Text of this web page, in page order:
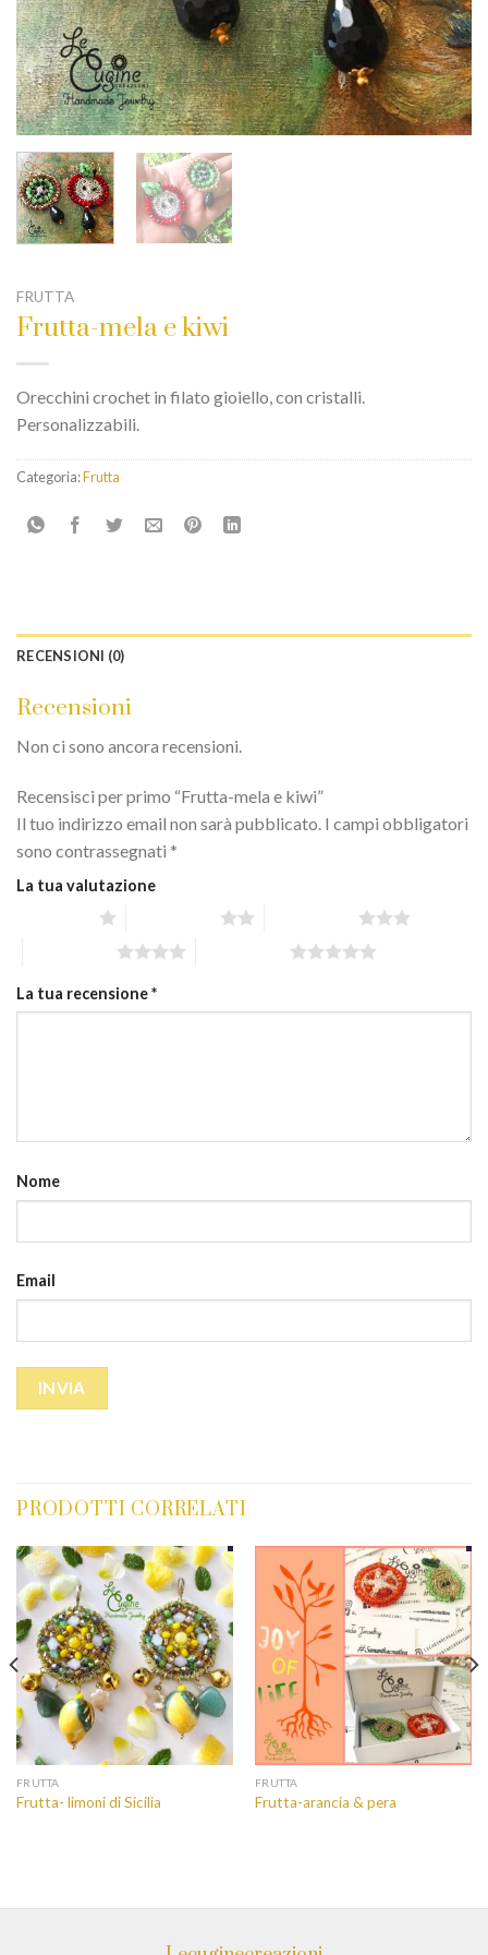
FRUTTA
Frutta-mela e kiwi
Orecchini crochet in filato gioiello, con cristalli.
Personalizzabili.
Categoria:Frutta
RECENSIONI (0)
Recensioni
Non ci sono ancora recensioni.
Recensisci per primo “Frutta-mela e kiwi”
Il tuo indirizzo email non sarà pubblicato. I campi obbligatori
sono contrassegnati *
La tua valutazione
La tua recensione*
Nome
Email
PRODOTTI CORRELATI
FRUTTA
Frutta- limoni di Sicilia
FRUTTA
Frutta-arancia & pera